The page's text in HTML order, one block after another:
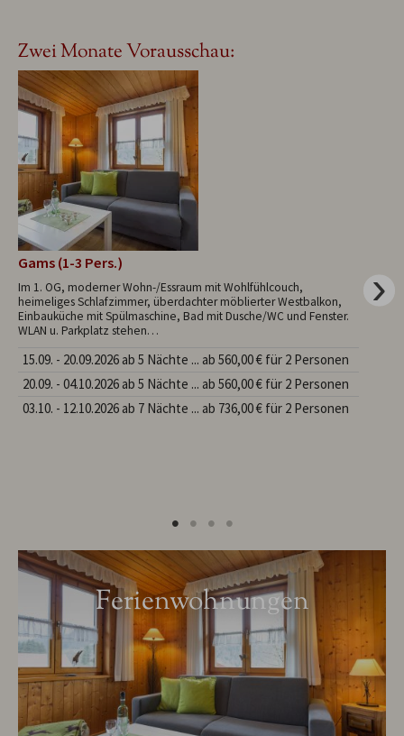
Zwei Monate Vorausschau:
Gams (1-3 Pers.)
Im 1. OG, moderner Wohn-/Essraum mit Wohlfühlcouch,
heimeliges Schlafzimmer, überdachter möblierter Westbalkon,
Einbauküche mit Spülmaschine, Bad mit Dusche/WC und Fenster.
WLAN u. Parkplatz stehen…
15.09. - 20.09.2026 ab 5 Nächte ... ab 560,00 € für 2 Personen
20.09. - 04.10.2026 ab 5 Nächte ... ab 560,00 € für 2 Personen
03.10. - 12.10.2026 ab 7 Nächte ... ab 736,00 € für 2 Personen
Ferienwohnungen